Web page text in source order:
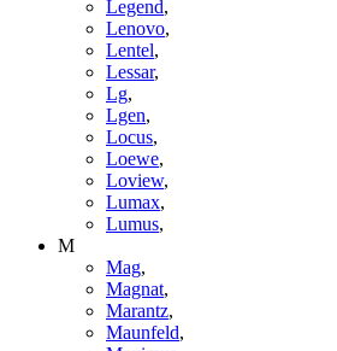
Legend,
Lenovo,
Lentel,
Lessar,
Lg,
Lgen,
Locus,
Loewe,
Loview,
Lumax,
Lumus,
M
Mag,
Magnat,
Marantz,
Maunfeld,